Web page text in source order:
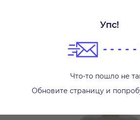
Упс!
Что-то пошло не
Обновите страницу и